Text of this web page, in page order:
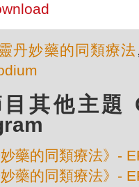
靈丹妙藥的同類療法,
其他主題
妙藥的同類療法》-
妙藥的同類療法》-